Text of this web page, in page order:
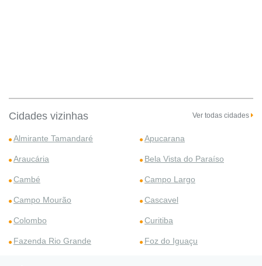
Cidades vizinhas Ver todas cidades
Almirante Tamandaré Apucarana
Araucária Bela Vista do Paraíso
Cambé Campo Largo
Campo Mourão Cascavel
Colombo Curitiba
Fazenda Rio Grande Foz do Iguaçu